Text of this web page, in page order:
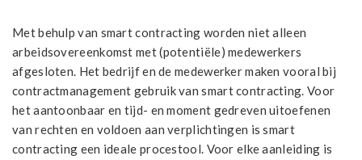
Met behulp van smart contracting worden niet alleen
arbeidsovereenkomst met (potentiële) medewerkers
afgesloten. Het bedrijf en de medewerker maken vooral bij
contractmanagement gebruik van smart contracting. Voor
het aantoonbaar en tijd- en moment gedreven uitoefenen
van rechten en voldoen aan verplichtingen is smart
contracting een ideale procestool. Voor elke aanleiding is